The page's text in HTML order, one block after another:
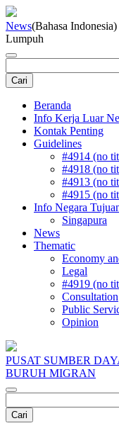
News(Bahasa
Lumpuh
Beranda
Info Kerja Luar
Kontak Penting
Guidelines
#4914 (no
#4918 (no
#4913 (no
#4915 (no
Info Negara
Singapura
News
Thematic
Economy
Legal
#4919 (no
Consultation
Public
Opinion
PUSAT SUMBER
BURUH MIGRAN